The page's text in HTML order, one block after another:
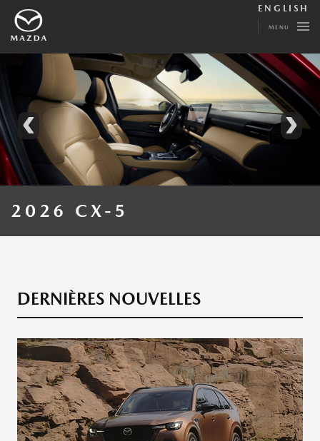
ENGLISH
MENU
2026 CX-5
‹ ›
DERNIÈRES NOUVELLES